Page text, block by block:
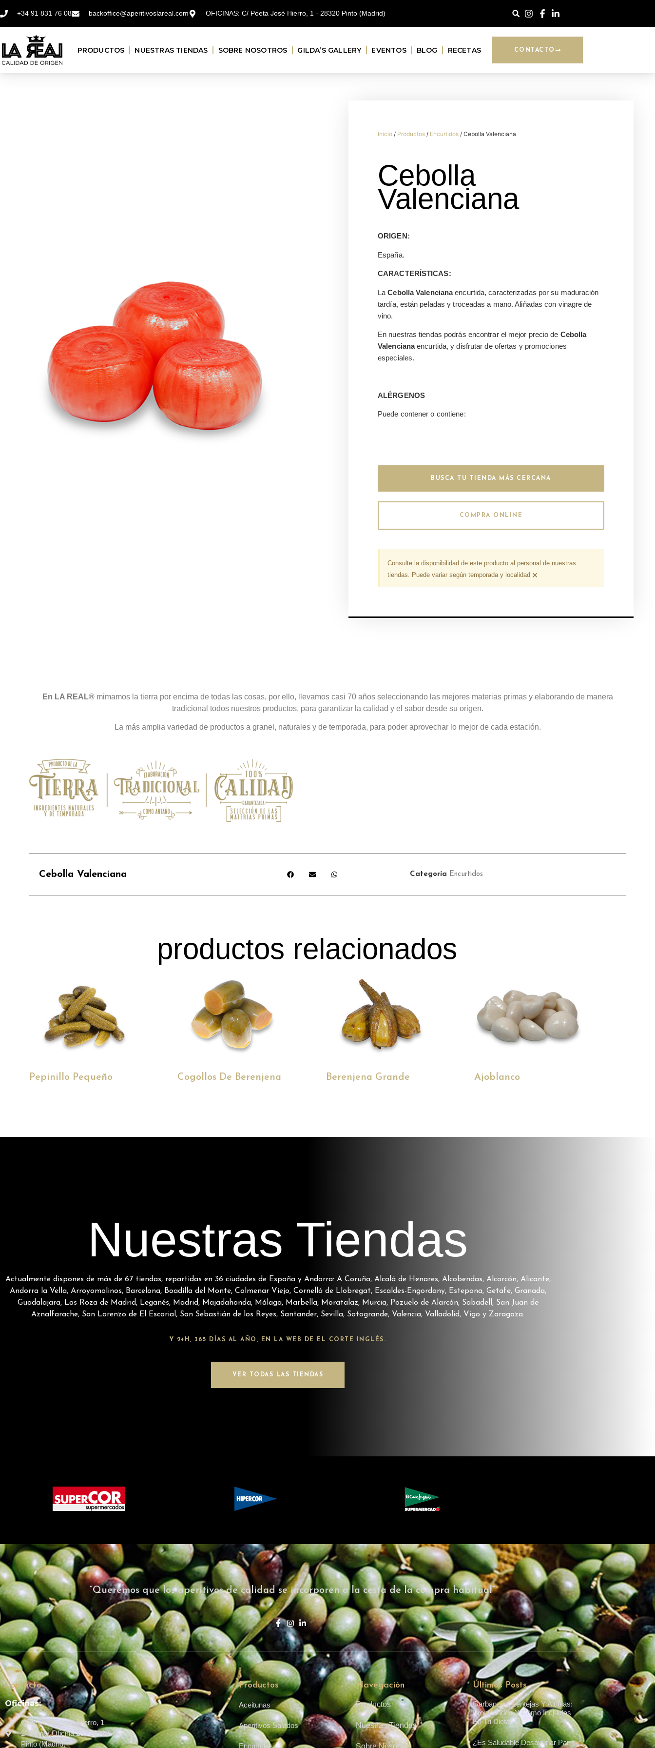
+34 91 831 76 08 backoffice@aperitivoslareal.com OFICINAS: C/ Poeta José Hierro, 1 - 28320 Pinto (Madrid)
PRODUCTOS NUESTRAS TIENDAS SOBRE NOSOTROS GILDA’S GALLERY EVENTOS BLOG RECETAS CONTACTO
Inicio / Productos / Encurtidos / Cebolla Valenciana
Cebolla
Valenciana
ORIGEN:
España.
CARACTERÍSTICAS:
LaCebolla Valencianaencurtida, caracterizadas por su maduración
tardía, están peladas y troceadas a mano. Aliñadas con vinagre de
vino.
En nuestras tiendas podrás encontrar el mejor precio de Cebolla
Valenciana encurtida, y disfrutar de ofertas y promociones
especiales.
ALÉRGENOS
Puede contener o contiene:
BUSCA TU TIENDA MÁS CERCANA
COMPRA ONLINE
Consulte la disponibilidad de este producto al personal de nuestras
tiendas. Puede variar según temporada y localidad ×
En LA REAL®mimamos la tierra por encima de todas las cosas, por ello, llevamos casi 70 años seleccionando las mejores materias primas y elaborando de manera
tradicional todos nuestros productos, para garantizar la calidad y el sabor desde su origen.
La más amplia variedad de productos a granel, naturales y de temporada, para poder aprovechar lo mejor de cada estación.
Cebolla Valenciana Categoría Encurtidos
productos relacionados
Pepinillo Pequeño Cogollos De Berenjena Berenjena Grande Ajoblanco
Nuestras Tiendas
Actualmente dispones de más de 67 tiendas, repartidas en 36 ciudades de España y Andorra: A Coruña, Alcalá de Henares, Alcobendas, Alcorcón, Alicante,
Andorra la Vella, Arroyomolinos, Barcelona, Boadilla del Monte, Colmenar Viejo, Cornellá de Llobregat, Escaldes-Engordany, Estepona, Getafe, Granada,
Guadalajara, Las Roza de Madrid, Leganés, Madrid, Majadahonda, Málaga, Marbella, Moratalaz, Murcia, Pozuelo de Alarcón, Sabadell, San Juan de
Aznalfarache, San Lorenzo de El Escorial, San Sebastián de los Reyes, Santander, Sevilla, Sotogrande, Valencia, Valladolid, Vigo y Zaragoza.
Y 24H, 365 DÍAS AL AÑO, EN LA WEB DE EL CORTE INGLÉS.
VER TODAS LAS TIENDAS
“Queremos que los aperitivos de calidad se incorporen a la cesta de la compra habitual”
Contacto
Oficinas:
Calle Poeta José Hierro, 1
2ª Planta Oficina 25,. 28320
Pinto (Madrid)
Productos
Aceitunas
Aperitivos Salados
Encurtidos
Navegación
Productos
Nuestras Tiendas
Últimos Posts
Garbanzos, Lentejas Y Alubias:
Propiedades Y Cómo Incluirlas
En Tu Dieta
¿Es Saludable Desayunar Pan